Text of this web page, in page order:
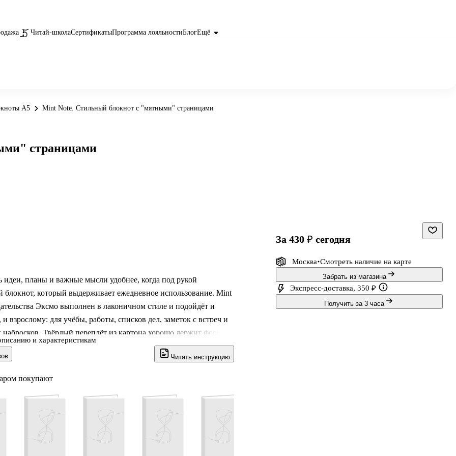
Читай-школаСертификатыПрограмма лояльностиБлогЕщё
А5 Mint Note. Стильный блокнот с "мятными" страницами
Читать инструкцию
идеи, планы и важные мысли удобнее, когда под рукой
блокнот, который выдерживает ежедневное использование. Mint
Эксмо выполнен в лаконичном стиле и подойдёт и
взрослому: для учёбы, работы, списков дел, заметок с встреч и
набросков. Твёрдый переплёт из картона хорошо держит форму и
в сумке или рюкзаке, а спокойный мятный дизайн
в любой обстановке.
и характеристикам
покупают
страницами
за 430 ₽ сегодня
Москва Смотреть наличие на карте
Забрать из магазина
Экспресс-доставка, 350 ₽
Получить за 3 часа